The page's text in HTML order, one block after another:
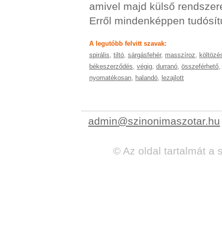
amivel majd külső
Erről mindenképpen
A legutóbb felvitt szavak:
spirális, tiltó, sárgásfehér, masszíroz,
békeszerződés, végig, durranó, összeférhető,
nyomatékosan, halandó, lezajlott
admin@szinonimaszotar.hu
© Az oldal tartalmát a